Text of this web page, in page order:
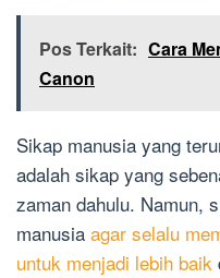
Pos Terkait: Cara
Canon
Sikap manusia yang
adalah sikap yang
zaman dahulu. Namun,
manusia agar selalu
untuk menjadi lebih baik